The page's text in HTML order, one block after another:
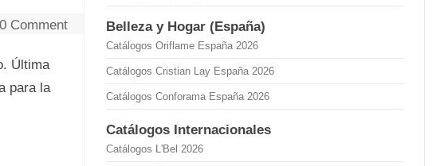
0 Comment
Última
para la
Belleza y Hogar (España)
Catálogos Oriflame España 2026
Catálogos Cristian Lay España 2026
Catálogos Conforama España 2026
Catálogos Internacionales
Catálogos L'Bel 2026